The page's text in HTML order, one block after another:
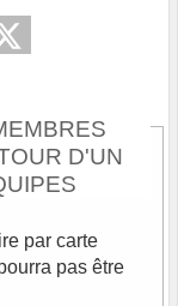
D'UN
par carte
pas être